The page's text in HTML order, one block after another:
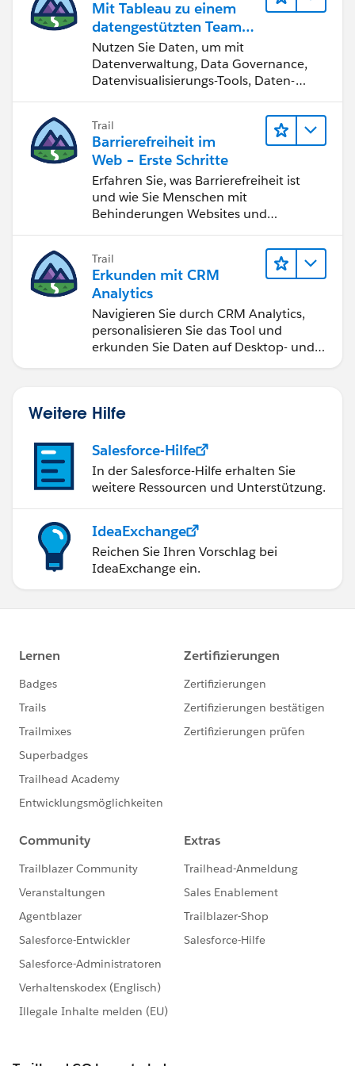
I've also attached the .twbx in case you need to play
around with it.
If you need any part of the calculation explained just
let me know. Hope this helps you!
Regards,
Felix
Mit Tableau zu einem
datengestützten Team
werden
Nutzen Sie Daten, um mit
Datenverwaltung, Data Governance,
Datenvisualisierungs-Tools, Daten-
bessere Geschäftsergebnisse zu
erzielen.
Trail
Barrierefreiheit im
Web – Erste Schritte
Erfahren Sie, was Barrierefreiheit ist
und wie Sie Menschen mit
Behinderungen Websites und
Trail
Erkunden mit CRM
Analytics
Navigieren Sie durch CRM Analytics,
personalisieren Sie das Tool und
erkunden Sie Daten auf Desktop- und
Weitere Hilfe
Salesforce-Hilfe
In der Salesforce-Hilfe erhalten Sie
weitere Ressourcen und Unterstützung.
IdeaExchange
Reichen Sie Ihren Vorschlag bei
IdeaExchange ein.